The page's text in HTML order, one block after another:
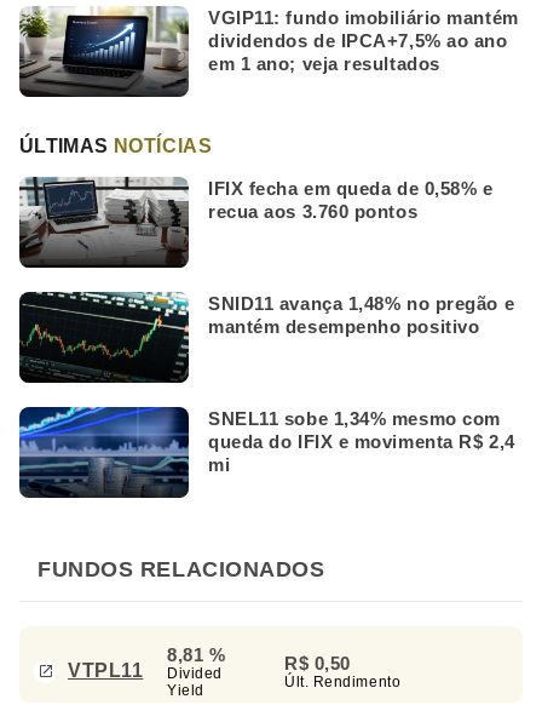
VGIP11: fundo imobiliário mantém
dividendos de IPCA+7,5% ao ano
em 1 ano; veja resultados
ÚLTIMAS NOTÍCIAS
IFIX fecha em queda de 0,58% e
recua aos 3.760 pontos
SNID11 avança 1,48% no pregão e
mantém desempenho positivo
SNEL11 sobe 1,34% mesmo com
queda do IFIX e movimenta R$ 2,4
mi
FUNDOS RELACIONADOS
VTPL11
8,81 %
Divided
Yield
R$ 0,50
Últ. Rendimento